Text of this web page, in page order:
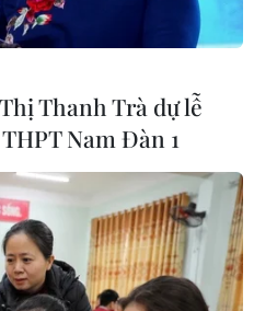
Thanh Trà dự lễ
Nam Đàn 1